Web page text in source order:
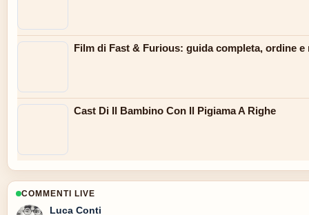
Film di Fast & Furious: guida completa, ordine e
Cast Di Il Bambino Con Il Pigiama A Righe
COMMENTI LIVE
Luca Conti